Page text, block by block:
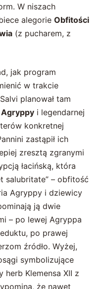
W niszach
alegorie Obfitości
(z pucharem, z
jak program
w trakcie
planował tam
i legendarnej
konkretnej
zastąpił ich
zresztą zgranymi
łacińską, która
salubritate” – obfitość
Agryppy i dziewicy
ją dwie
– po lewej Agryppa
po prawej
źródło. Wyżej,
symbolizujące
herb Klemensa XII z
że nawet